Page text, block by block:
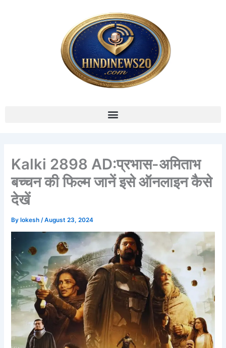
Menu
Kalki 2898 AD:प्रभास-अमिताभ
बच्चन की फिल्म जानें इसे ऑनलाइन कैसे
देखें
Bylokesh /August 23, 2024